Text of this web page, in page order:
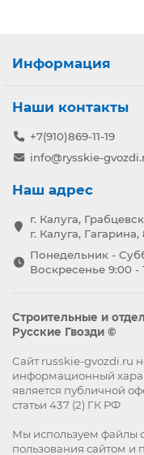
Информация
Наши контакты
+7(910)869-11-19
info@rysskie-
Наш адрес
г. Калуга,
г. Калуга, Гагарина,
Понедельник -
Воскресенье 9:00 -
Строительные и
Русские Гвозди ©
Сайт russkie-gvozdi.ru
информационный
является публичной
статьи 437 (2) ГК РФ
Мы используем файлы
пользования сайтом и